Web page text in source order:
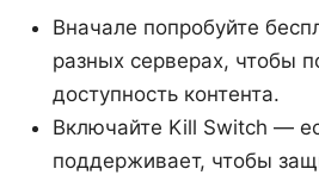
Вначале попробуйте
разных серверах, чтобы
доступность контента.
Включайте Kill Switch —
поддерживает, чтобы